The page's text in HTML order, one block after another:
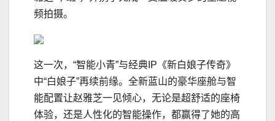
频拍摄。
这一次，“智能小青”与经典IP《新白娘子传奇》
中“白娘子”再续前缘。全新蓝山的豪华座舱与智
能配置让赵雅芝一见倾心，无论是超舒适的座椅
体验，还是人性化的智能操作，都赢得了她的高